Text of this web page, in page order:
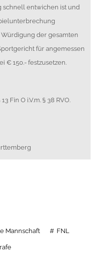
schnell entwichen ist und
der gesamten
für angemessen
€ 150.- festzusetzen.
Fin O i.V.m. § 38 RVO.
Mannschaft FNL